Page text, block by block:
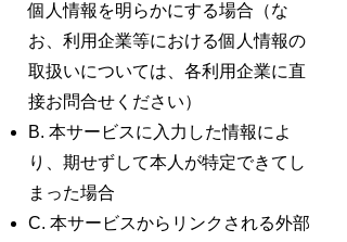
個人情報を明らかにする場合（な
お、利用企業等における個人情報の
取扱いについては、各利用企業に直
接お問合せください）
B. 本サービスに入力した情報によ
り、期せずして本人が特定できてし
まった場合
C. 本サービスからリンクされる外部